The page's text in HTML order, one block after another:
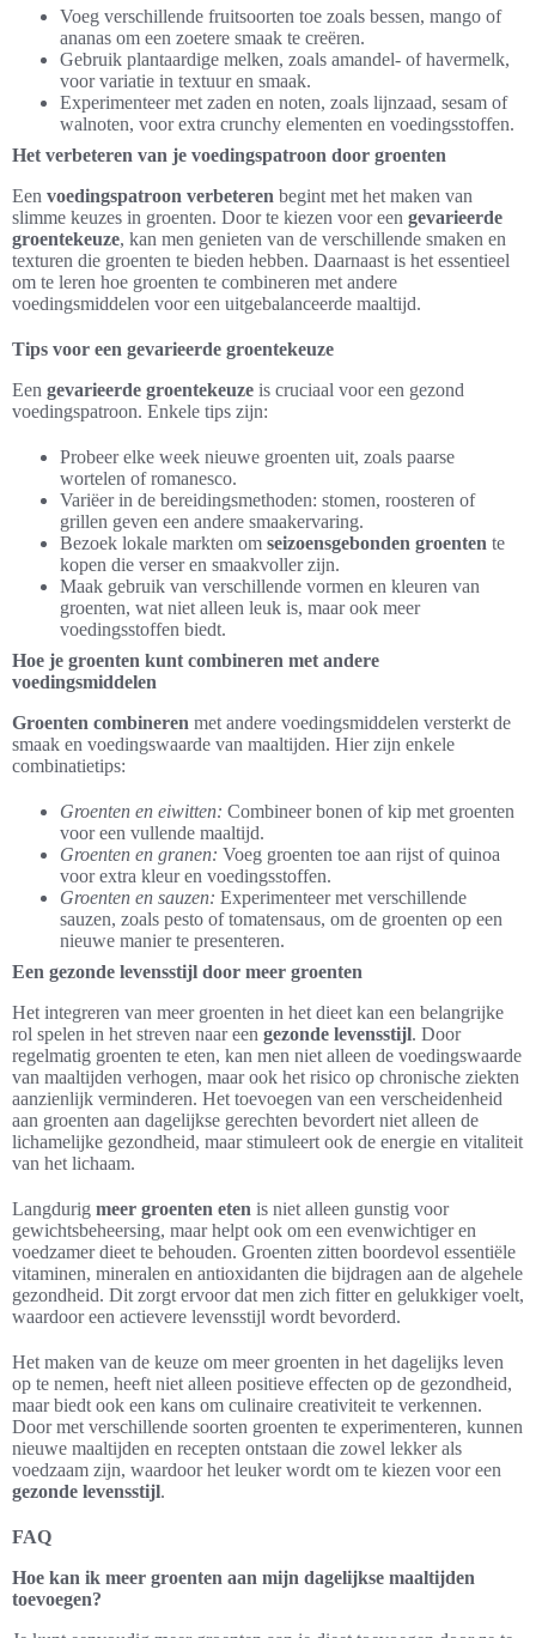
Voeg verschillende fruitsoorten toe zoals bessen, mango of
ananas om een zoetere smaak te creëren.
Gebruik plantaardige melken, zoals amandel- of havermelk,
voor variatie in textuur en smaak.
Experimenteer met zaden en noten, zoals lijnzaad, sesam of
walnoten, voor extra crunchy elementen en voedingsstoffen.
Het verbeteren van je voedingspatroon door groenten
Een voedingspatroon verbeteren begint met het maken van
slimme keuzes in groenten. Door te kiezen voor een gevarieerde
groentekeuze, kan men genieten van de verschillende smaken en
texturen die groenten te bieden hebben. Daarnaast is het essentieel
om te leren hoe groenten te combineren met andere
voedingsmiddelen voor een uitgebalanceerde maaltijd.
Tips voor een gevarieerde groentekeuze
Een gevarieerde groentekeuze is cruciaal voor een gezond
voedingspatroon. Enkele tips zijn:
Probeer elke week nieuwe groenten uit, zoals paarse
wortelen of romanesco.
Variëer in de bereidingsmethoden: stomen, roosteren of
grillen geven een andere smaakervaring.
Bezoek lokale markten om seizoensgebonden groenten te
kopen die verser en smaakvoller zijn.
Maak gebruik van verschillende vormen en kleuren van
groenten, wat niet alleen leuk is, maar ook meer
voedingsstoffen biedt.
Hoe je groenten kunt combineren met andere
voedingsmiddelen
Groenten combineren met andere voedingsmiddelen versterkt de
smaak en voedingswaarde van maaltijden. Hier zijn enkele
combinatietips:
Groenten en eiwitten: Combineer bonen of kip met groenten
voor een vullende maaltijd.
Groenten en granen: Voeg groenten toe aan rijst of quinoa
voor extra kleur en voedingsstoffen.
Groenten en sauzen: Experimenteer met verschillende
sauzen, zoals pesto of tomatensaus, om de groenten op een
nieuwe manier te presenteren.
Een gezonde levensstijl door meer groenten
Het integreren van meer groenten in het dieet kan een belangrijke
rol spelen in het streven naar een gezonde levensstijl. Door
regelmatig groenten te eten, kan men niet alleen de voedingswaarde
van maaltijden verhogen, maar ook het risico op chronische ziekten
aanzienlijk verminderen. Het toevoegen van een verscheidenheid
aan groenten aan dagelijkse gerechten bevordert niet alleen de
lichamelijke gezondheid, maar stimuleert ook de energie en vitaliteit
van het lichaam.
Langdurig meer groenten eten is niet alleen gunstig voor
gewichtsbeheersing, maar helpt ook om een evenwichtiger en
voedzamer dieet te behouden. Groenten zitten boordevol essentiële
vitaminen, mineralen en antioxidanten die bijdragen aan de algehele
gezondheid. Dit zorgt ervoor dat men zich fitter en gelukkiger voelt,
waardoor een actievere levensstijl wordt bevorderd.
Het maken van de keuze om meer groenten in het dagelijks leven
op te nemen, heeft niet alleen positieve effecten op de gezondheid,
maar biedt ook een kans om culinaire creativiteit te verkennen.
Door met verschillende soorten groenten te experimenteren, kunnen
nieuwe maaltijden en recepten ontstaan die zowel lekker als
voedzaam zijn, waardoor het leuker wordt om te kiezen voor een
gezonde levensstijl.
FAQ
Hoe kan ik meer groenten aan mijn dagelijkse maaltijden
toevoegen?